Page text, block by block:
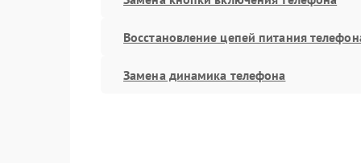
Восстановление цепей питания
Замена динамика телефона